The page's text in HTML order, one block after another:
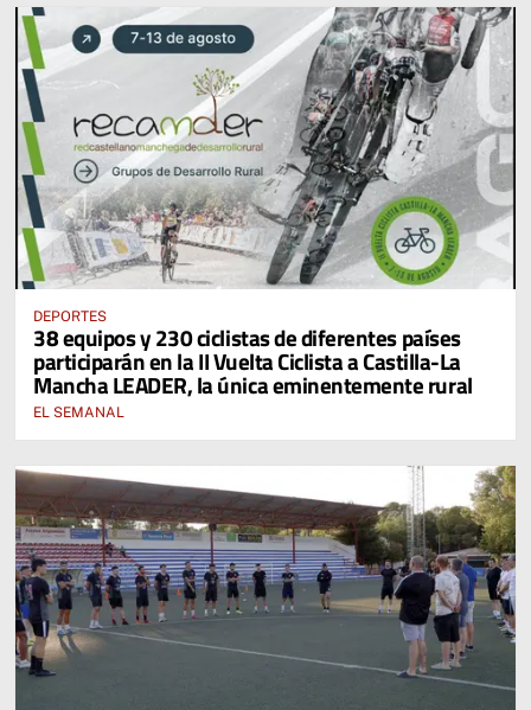
DEPORTES
38 equipos y 230 ciclistas de diferentes países
participarán en la II Vuelta Ciclista a Castilla-La
Mancha LEADER, la única eminentemente rural
EL SEMANAL